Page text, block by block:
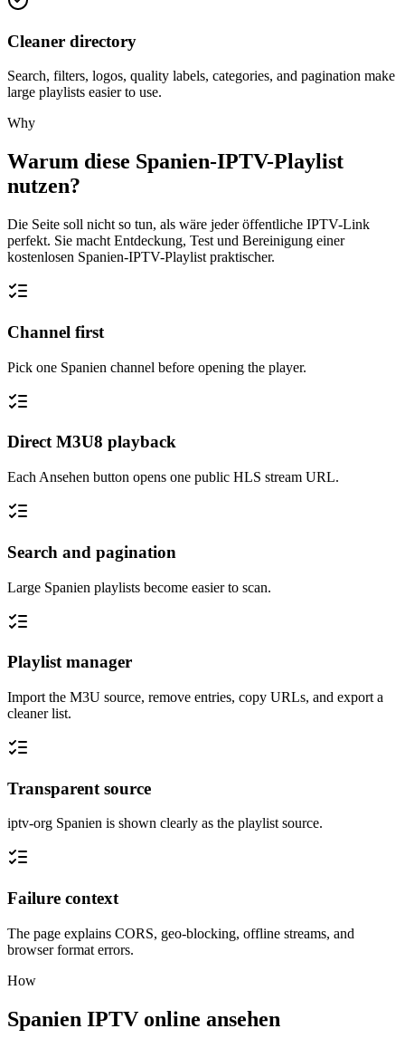
Cleaner directory
Search, filters, logos, quality labels, categories, and pagination make
large playlists easier to use.
Why
Warum diese Spanien-IPTV-Playlist
nutzen?
Die Seite soll nicht so tun, als wäre jeder öffentliche IPTV-Link
perfekt. Sie macht Entdeckung, Test und Bereinigung einer
kostenlosen Spanien-IPTV-Playlist praktischer.
Channel first
Pick one Spanien channel before opening the player.
Direct M3U8 playback
Each Ansehen button opens one public HLS stream URL.
Search and pagination
Large Spanien playlists become easier to scan.
Playlist manager
Import the M3U source, remove entries, copy URLs, and export a
cleaner list.
Transparent source
iptv-org Spanien is shown clearly as the playlist source.
Failure context
The page explains CORS, geo-blocking, offline streams, and
browser format errors.
How
Spanien IPTV online ansehen